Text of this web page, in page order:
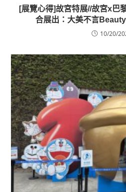
[展覽心得]故宮特展//故宮x巴
合展出：大美不言
10/20/